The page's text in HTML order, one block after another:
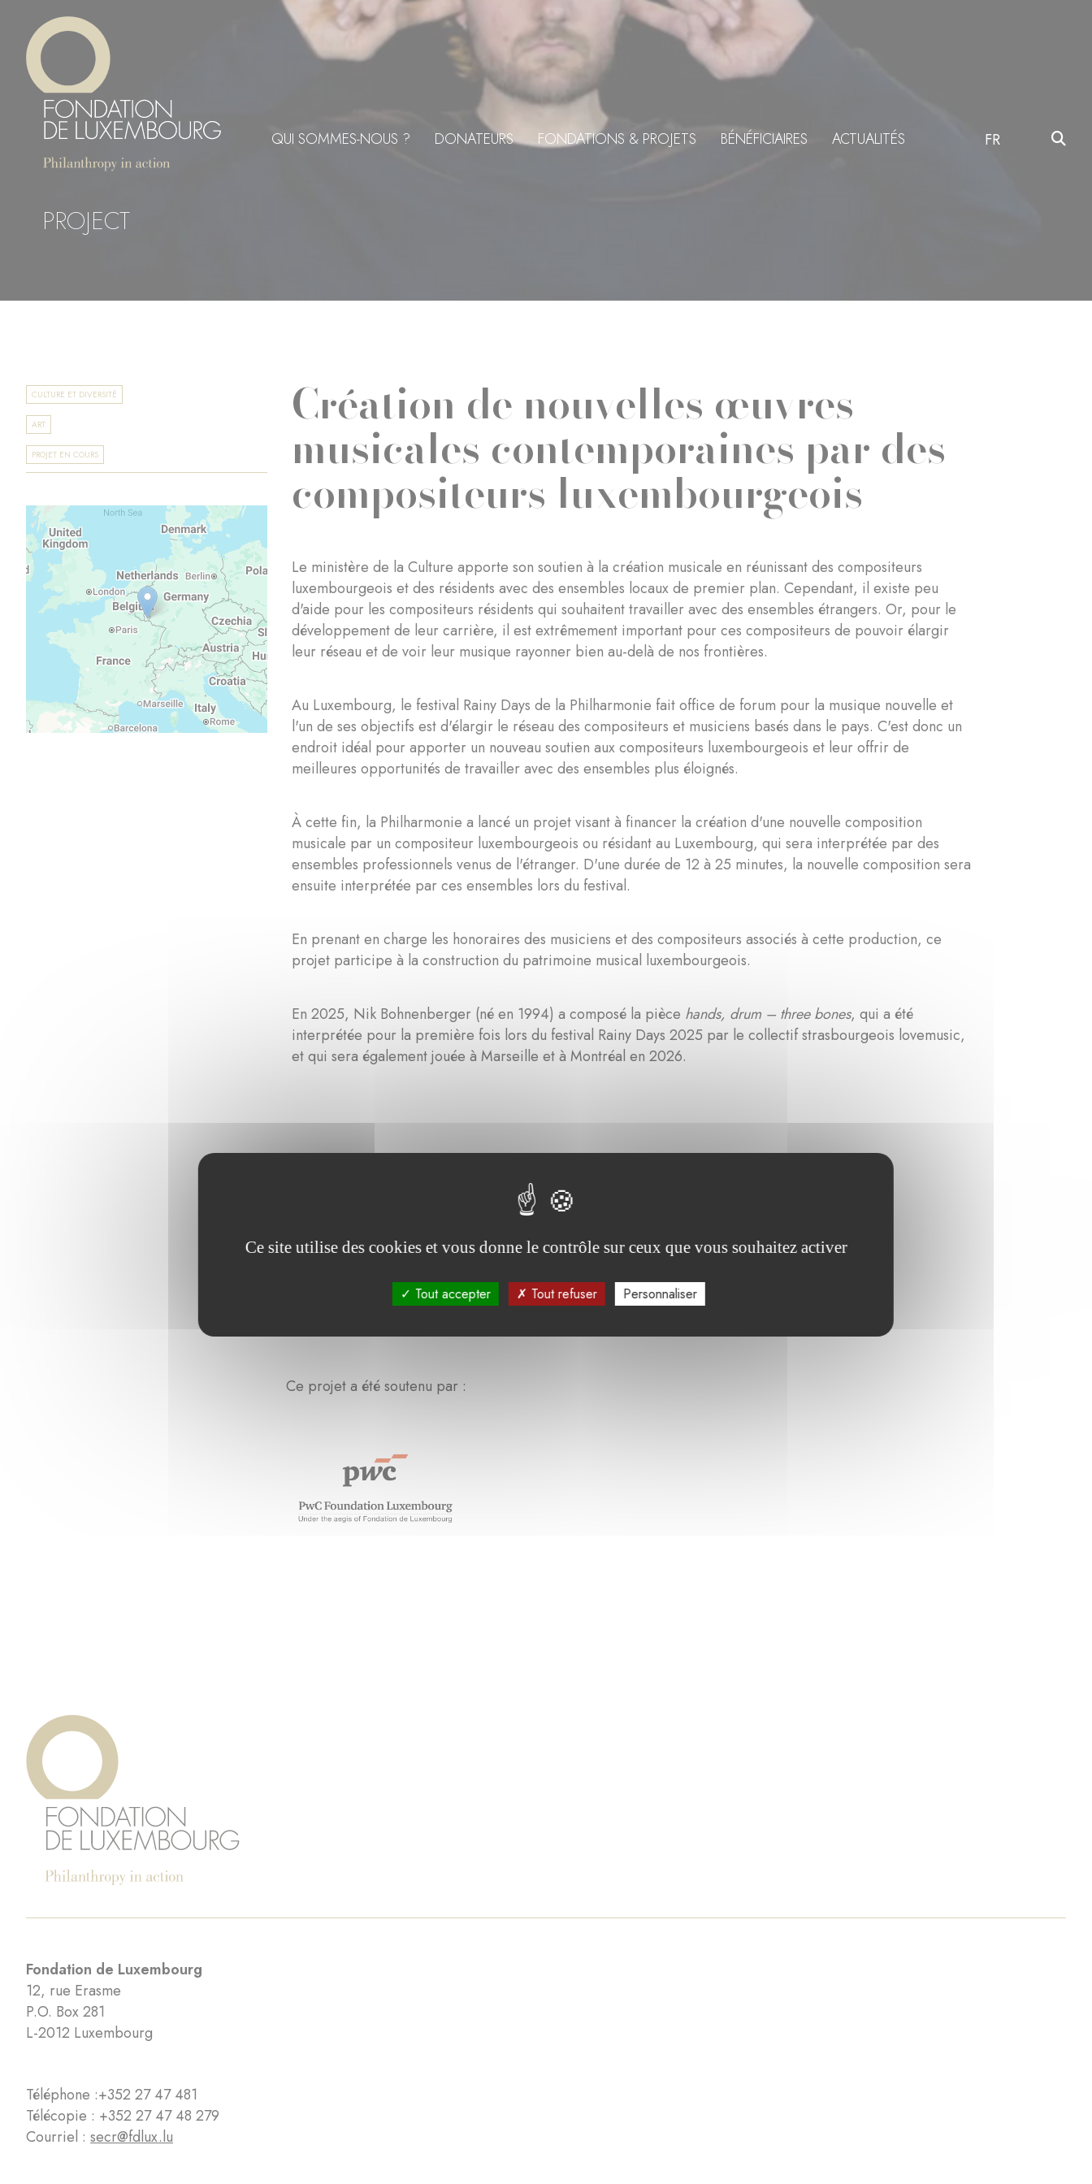
contenu
principal
QUI SOMMES-NOUS ? DONATEURS FONDATIONS & PROJETS BÉNÉFICIAIRES ACTUALITÉS FR
PROJECT
CULTURE ET DIVERSITÉ
ART
PROJET EN COURS
Création de nouvelles œuvres
musicales contemporaines par des
compositeurs luxembourgeois
Le ministère de la Culture apporte son soutien à la création musicale en réunissant des compositeurs
luxembourgeois et des résidents avec des ensembles locaux de premier plan. Cependant, il existe peu
d'aide pour les compositeurs résidents qui souhaitent travailler avec des ensembles étrangers. Or, pour le
développement de leur carrière, il est extrêmement important pour ces compositeurs de pouvoir élargir
leur réseau et de voir leur musique rayonner bien au-delà de nos frontières.
Au Luxembourg, le festival Rainy Days de la Philharmonie fait office de forum pour la musique nouvelle et
l'un de ses objectifs est d'élargir le réseau des compositeurs et musiciens basés dans le pays. C'est donc un
endroit idéal pour apporter un nouveau soutien aux compositeurs luxembourgeois et leur offrir de
meilleures opportunités de travailler avec des ensembles plus éloignés.
À cette fin, la Philharmonie a lancé un projet visant à financer la création d'une nouvelle composition
musicale par un compositeur luxembourgeois ou résidant au Luxembourg, qui sera interprétée par des
ensembles professionnels venus de l'étranger. D'une durée de 12 à 25 minutes, la nouvelle composition sera
ensuite interprétée par ces ensembles lors du festival.
En prenant en charge les honoraires des musiciens et des compositeurs associés à cette production, ce
projet participe à la construction du patrimoine musical luxembourgeois.
En 2025, Nik Bohnenberger (né en 1994) a composé la pièce hands, drum – three bones, qui a été
interprétée pour la première fois lors du festival Rainy Days 2025 par le collectif strasbourgeois lovemusic,
et qui sera également jouée à Marseille et à Montréal en 2026.
Ce projet a été soutenu par :
Fondation de Luxembourg
12, rue Erasme
P.O. Box 281
L-2012 Luxembourg
Téléphone :+352 27 47 481
Télécopie : +352 27 47 48 279
Courriel : secr@fdlux.lu
Ce site utilise des cookies et vous donne le contrôle sur ceux que vous souhaitez activer
Tout accepter Tout refuser Personnaliser